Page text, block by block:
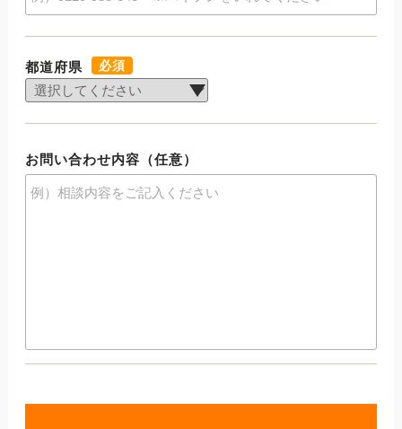
都道府県 必須
お問い合わせ内容（任意）